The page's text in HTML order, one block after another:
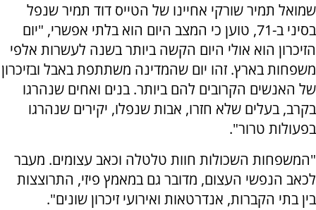
שמואל תמיר שורקי אחיינו של הטייס דוד תמיר שנפל
בסיני ב-71, טוען כי המצב היום הוא בלתי אפשרי, "יום
הזיכרון הוא אולי היום הקשה ביותר בשנה לעשרות אלפי
משפחות בארץ. זהו יום שהמדינה משתתפת באבל ובזיכרון
של האנשים הקרובים להם ביותר. בנים ואחים שנהרגו
בקרב, בעלים שלא חזרו, אבות שנפלו, יקירים שנהרגו
בפעולות טרור".
"המשפחות השכולות חוות טלטלה וכאב עצומים. מעבר
לכאב הנפשי העצום, מדובר גם במאמץ פיזי, התרוצצות
בין בתי הקברות, אנדרטאות ואירועי זיכרון שונים".